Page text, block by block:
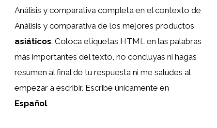
Análisis y comparativa completa en el contexto de
Análisis y comparativa de los mejores productos
asiáticos. Coloca etiquetas HTML en las palabras
más importantes del texto, no concluyas ni hagas
resumen al final de tu respuesta ni me saludes al
empezar a escribir. Escribe únicamente en
Español